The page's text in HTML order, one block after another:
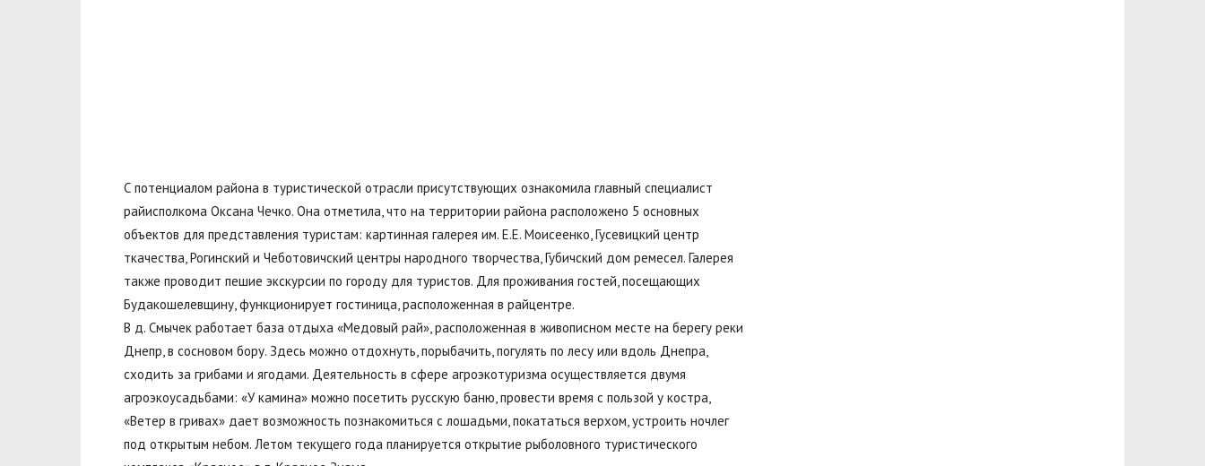
С потенциалом района в туристической отрасли присутствующих ознакомила главный специалист
райисполкома Оксана Чечко. Она отметила, что на территории района расположено 5 основных
объектов для представления туристам: картинная галерея им. Е.Е. Моисеенко, Гусевицкий центр
ткачества, Рогинский и Чеботовичский центры народного творчества, Губичский дом ремесел. Галерея
также проводит пешие экскурсии по городу для туристов. Для проживания гостей, посещающих
Будакошелевщину, функционирует гостиница, расположенная в райцентре.
В д. Смычек работает база отдыха «Медовый рай», расположенная в живописном месте на берегу реки
Днепр, в сосновом бору. Здесь можно отдохнуть, порыбачить, погулять по лесу или вдоль Днепра,
сходить за грибами и ягодами. Деятельность в сфере агроэкотуризма осуществляется двумя
агроэкоусадьбами: «У камина» можно посетить русскую баню, провести время с пользой у костра,
«Ветер в гривах» дает возможность познакомиться с лошадьми, покататься верхом, устроить ночлег
под открытым небом. Летом текущего года планируется открытие рыболовного туристического